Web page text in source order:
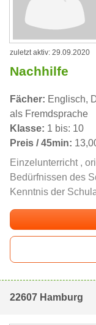
zuletzt aktiv: 29.09.2020
Nachhilfe
Fächer: Englisch,
als Fremdsprache
Klasse: 1 bis: 10
Preis / 45min:
Einzelunterricht ,
Bedürfnissen des
Kenntnis der
22607 Hamburg